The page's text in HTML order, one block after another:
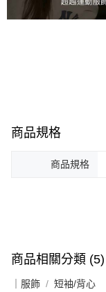
商品規格
商品規格
商品相關分類 (5)
｜服飾 短袖/背心